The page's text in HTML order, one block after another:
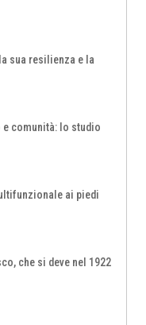
sua resilienza e la
e comunità: lo studio
ai piedi
che si deve nel 1922